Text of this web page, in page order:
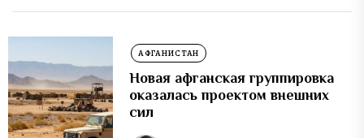
АФГАНИСТАН
Новая афганская группировка
оказалась проектом внешних
сил